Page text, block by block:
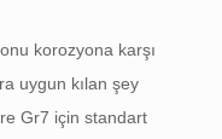
korozyona karşı
uygun kılan şey
Gr7 için standart